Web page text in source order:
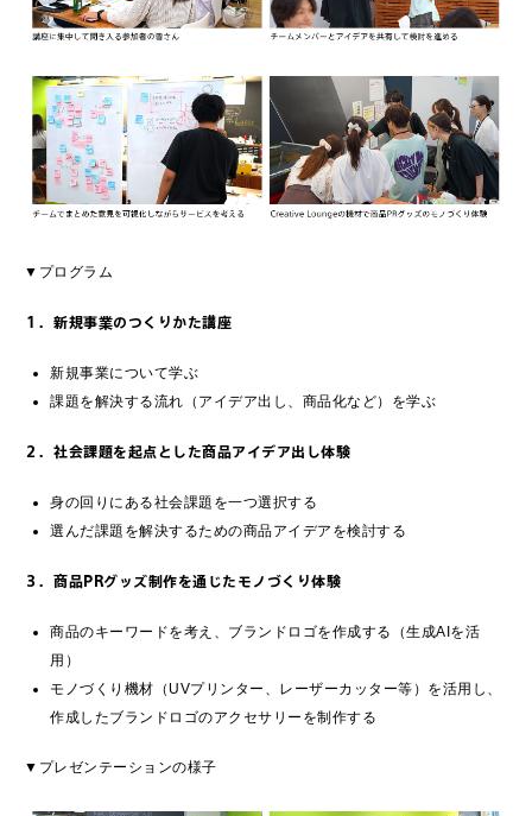
▼プログラム
１．新規事業のつくりかた講座
新規事業について学ぶ
課題を解決する流れ（アイデア出し、商品化など）を学ぶ
２．社会課題を起点とした商品アイデア出し体験
身の回りにある社会課題を一つ選択する
選んだ課題を解決するための商品アイデアを検討する
３．商品PRグッズ制作を通じたモノづくり体験
商品のキーワードを考え、ブランドロゴを作成する（生成AIを活
用）
モノづくり機材（UVプリンター、レーザーカッター等）を活用し、
作成したブランドロゴのアクセサリーを制作する
▼プレゼンテーションの様子